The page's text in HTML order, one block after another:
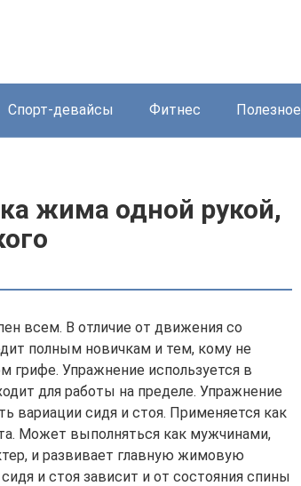
Спорт-девайсы Фитнес Полезное
жима одной рукой,
всем. В отличие от движения со
полным новичкам и тем, кому не
грифе. Упражнение используется в
для работы на пределе. Упражнение
вариации сидя и стоя. Применяется как
Может выполняться как мужчинами,
и развивает главную жимовую
и стоя зависит и от состояния спины